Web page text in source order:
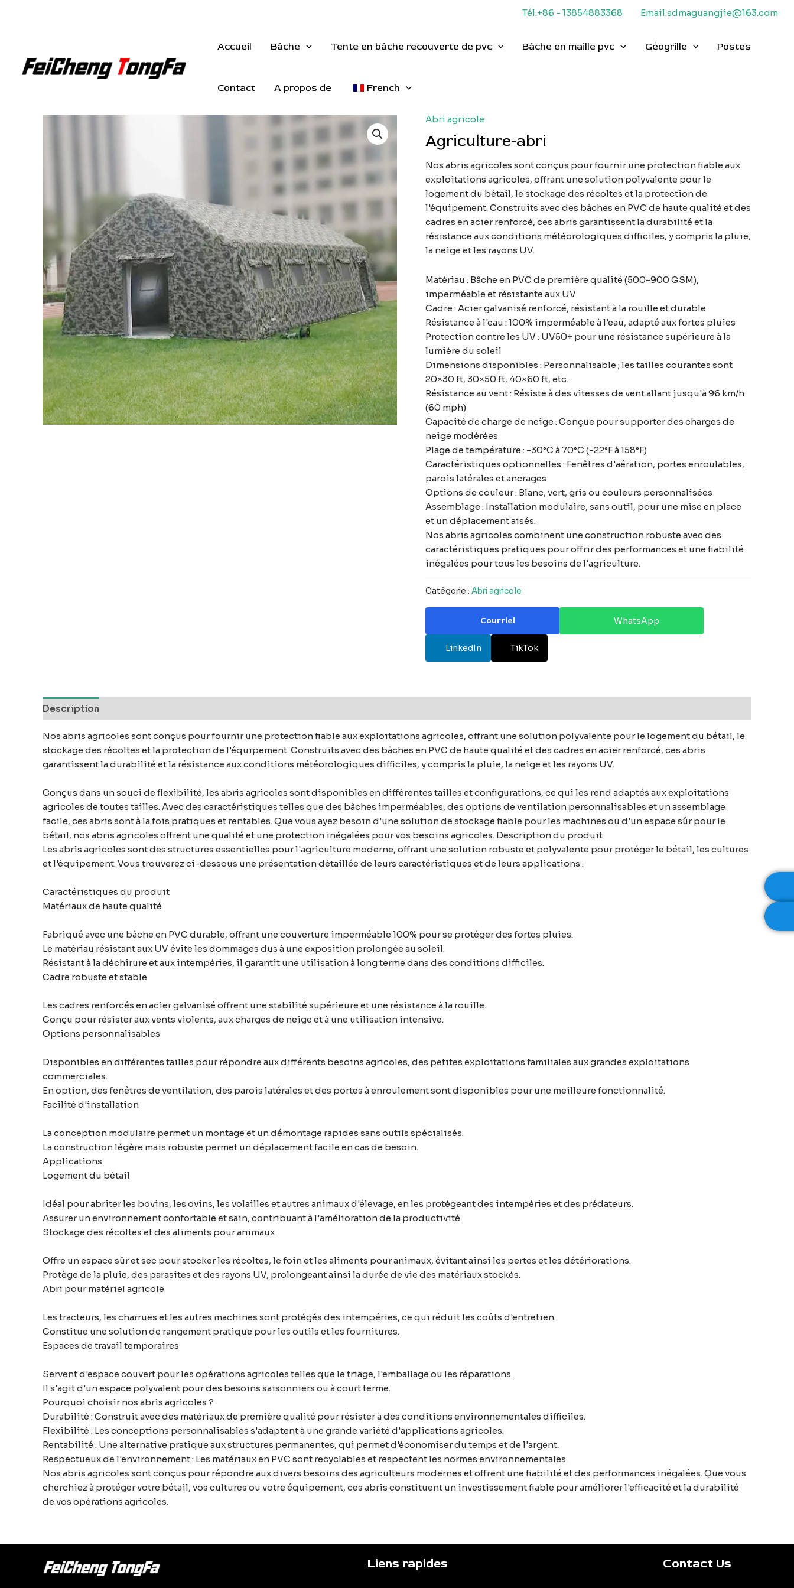
Tél:+86 - 13854883368 Email:sdmaguangjie@163.com
Accueil Bâche Tente en bâche recouverte de pvc Bâche en maille pvc Géogrille Postes
Contact A propos de French
Abri agricole
Agriculture-abri
Nos abris agricoles sont conçus pour fournir une protection fiable aux
exploitations agricoles, offrant une solution polyvalente pour le
logement du bétail, le stockage des récoltes et la protection de
l'équipement. Construits avec des bâches en PVC de haute qualité et des
cadres en acier renforcé, ces abris garantissent la durabilité et la
résistance aux conditions météorologiques difficiles, y compris la pluie,
la neige et les rayons UV.
Matériau : Bâche en PVC de première qualité (500-900 GSM),
imperméable et résistante aux UV
Cadre : Acier galvanisé renforcé, résistant à la rouille et durable.
Résistance à l'eau : 100% imperméable à l'eau, adapté aux fortes pluies
Protection contre les UV : UV50+ pour une résistance supérieure à la
lumière du soleil
Dimensions disponibles : Personnalisable ; les tailles courantes sont
20×30 ft, 30×50 ft, 40×60 ft, etc.
Résistance au vent : Résiste à des vitesses de vent allant jusqu'à 96 km/h
(60 mph)
Capacité de charge de neige : Conçue pour supporter des charges de
neige modérées
Plage de température : -30°C à 70°C (-22°F à 158°F)
Caractéristiques optionnelles : Fenêtres d'aération, portes enroulables,
parois latérales et ancrages
Options de couleur : Blanc, vert, gris ou couleurs personnalisées
Assemblage : Installation modulaire, sans outil, pour une mise en place
et un déplacement aisés.
Nos abris agricoles combinent une construction robuste avec des
caractéristiques pratiques pour offrir des performances et une fiabilité
inégalées pour tous les besoins de l'agriculture.
Catégorie : Abri agricole
Courriel WhatsApp
LinkedIn TikTok
Description
Nos abris agricoles sont conçus pour fournir une protection fiable aux exploitations agricoles, offrant une solution polyvalente pour le logement du bétail, le
stockage des récoltes et la protection de l'équipement. Construits avec des bâches en PVC de haute qualité et des cadres en acier renforcé, ces abris
garantissent la durabilité et la résistance aux conditions météorologiques difficiles, y compris la pluie, la neige et les rayons UV.
Conçus dans un souci de flexibilité, les abris agricoles sont disponibles en différentes tailles et configurations, ce qui les rend adaptés aux exploitations
agricoles de toutes tailles. Avec des caractéristiques telles que des bâches imperméables, des options de ventilation personnalisables et un assemblage
facile, ces abris sont à la fois pratiques et rentables. Que vous ayez besoin d'une solution de stockage fiable pour les machines ou d'un espace sûr pour le
bétail, nos abris agricoles offrent une qualité et une protection inégalées pour vos besoins agricoles. Description du produit
Les abris agricoles sont des structures essentielles pour l'agriculture moderne, offrant une solution robuste et polyvalente pour protéger le bétail, les cultures
et l'équipement. Vous trouverez ci-dessous une présentation détaillée de leurs caractéristiques et de leurs applications :
Caractéristiques du produit
Matériaux de haute qualité
Fabriqué avec une bâche en PVC durable, offrant une couverture imperméable 100% pour se protéger des fortes pluies.
Le matériau résistant aux UV évite les dommages dus à une exposition prolongée au soleil.
Résistant à la déchirure et aux intempéries, il garantit une utilisation à long terme dans des conditions difficiles.
Cadre robuste et stable
Les cadres renforcés en acier galvanisé offrent une stabilité supérieure et une résistance à la rouille.
Conçu pour résister aux vents violents, aux charges de neige et à une utilisation intensive.
Options personnalisables
Disponibles en différentes tailles pour répondre aux différents besoins agricoles, des petites exploitations familiales aux grandes exploitations
commerciales.
En option, des fenêtres de ventilation, des parois latérales et des portes à enroulement sont disponibles pour une meilleure fonctionnalité.
Facilité d'installation
La conception modulaire permet un montage et un démontage rapides sans outils spécialisés.
La construction légère mais robuste permet un déplacement facile en cas de besoin.
Applications
Logement du bétail
Idéal pour abriter les bovins, les ovins, les volailles et autres animaux d'élevage, en les protégeant des intempéries et des prédateurs.
Assurer un environnement confortable et sain, contribuant à l'amélioration de la productivité.
Stockage des récoltes et des aliments pour animaux
Offre un espace sûr et sec pour stocker les récoltes, le foin et les aliments pour animaux, évitant ainsi les pertes et les détériorations.
Protège de la pluie, des parasites et des rayons UV, prolongeant ainsi la durée de vie des matériaux stockés.
Abri pour matériel agricole
Les tracteurs, les charrues et les autres machines sont protégés des intempéries, ce qui réduit les coûts d'entretien.
Constitue une solution de rangement pratique pour les outils et les fournitures.
Espaces de travail temporaires
Servent d'espace couvert pour les opérations agricoles telles que le triage, l'emballage ou les réparations.
Il s'agit d'un espace polyvalent pour des besoins saisonniers ou à court terme.
Pourquoi choisir nos abris agricoles ?
Durabilité : Construit avec des matériaux de première qualité pour résister à des conditions environnementales difficiles.
Flexibilité : Les conceptions personnalisables s'adaptent à une grande variété d'applications agricoles.
Rentabilité : Une alternative pratique aux structures permanentes, qui permet d'économiser du temps et de l'argent.
Respectueux de l'environnement : Les matériaux en PVC sont recyclables et respectent les normes environnementales.
Nos abris agricoles sont conçus pour répondre aux divers besoins des agriculteurs modernes et offrent une fiabilité et des performances inégalées. Que vous
cherchiez à protéger votre bétail, vos cultures ou votre équipement, ces abris constituent un investissement fiable pour améliorer l'efficacité et la durabilité
de vos opérations agricoles.
Liens rapides Contact Us